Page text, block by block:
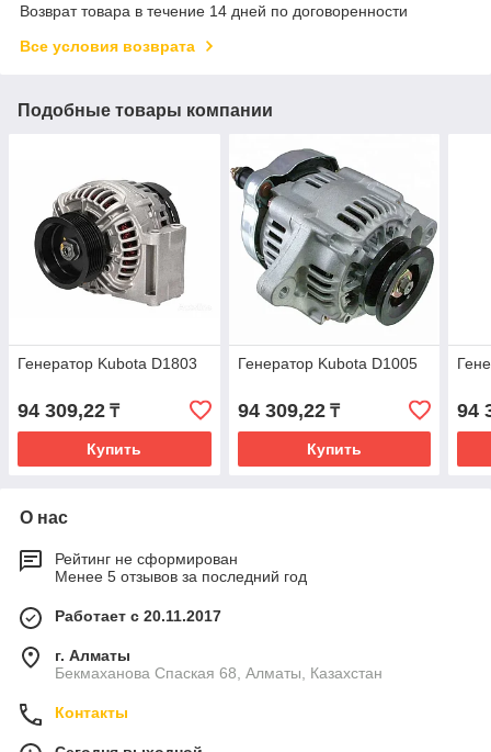
Возврат товара в течение 14 дней по договоренности
Все условия возврата
Подобные товары компании
Генератор Kubota D1803
94 309,22 ₸
Купить
Генератор Kubota D1005
94 309,22₸
Купить
94
О нас
Рейтинг не сформирован
Менее 5 отзывов за последний год
Работает с 20.11.2017
г. Алматы
Бекмаханова Спаская 68, Алматы, Казахстан
Контакты